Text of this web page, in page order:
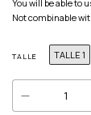
You will be able to
Not combinable
TALLE TALLE 1